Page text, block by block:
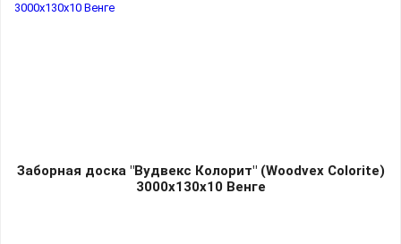
Заборная доска "Вудвекс Колорит" (Woodvex Colorite)
3000х130х10 Венге